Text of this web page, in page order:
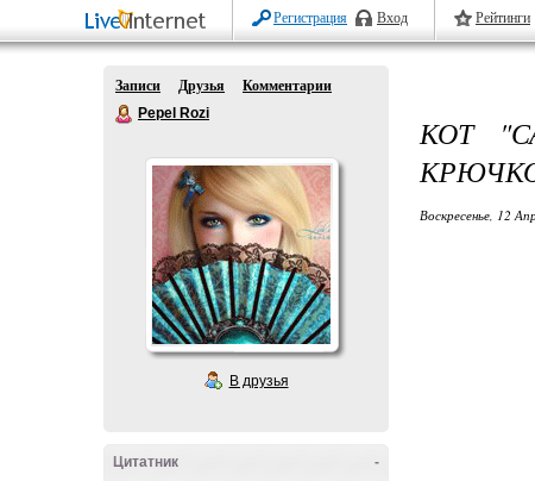
Регистрация Вход Рейтинги
Записи Друзья
Комментарии
Pepel Rozi
В друзья
-
Цитатник
КОТ
Воскресенье, 12